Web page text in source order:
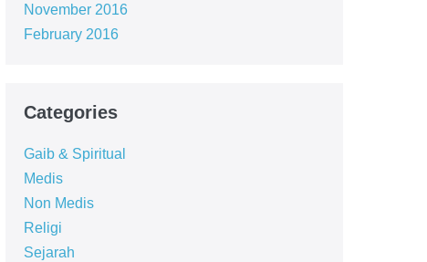
November 2016
February 2016
Categories
Gaib & Spiritual
Medis
Non Medis
Religi
Sejarah